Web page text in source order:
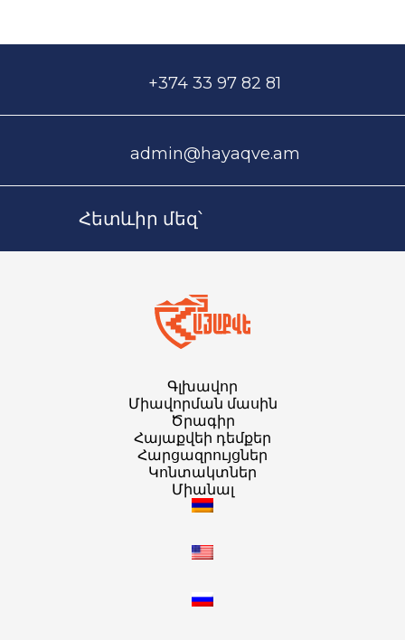
+374 33 97 82 81
admin@hayaqve.am
Հետևիր մեզ՝
Գլխավոր
Միավորման մասին
Ծրագիր
Հայաքվեի դեմքեր
Հարցազրույցներ
Կոնտակտներ
Միանալ